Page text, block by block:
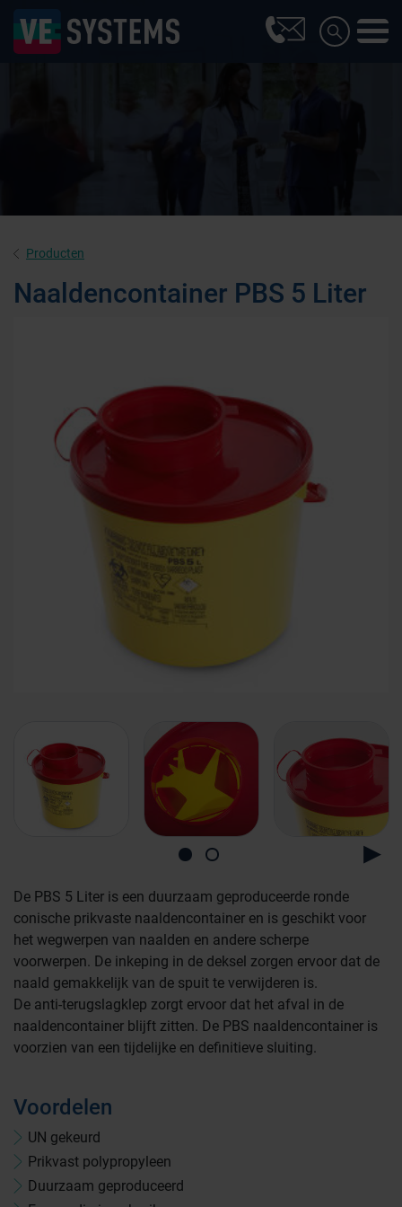
Producten
Naaldencontainer PBS 5 Liter
De PBS 5 Liter is een duurzaam geproduceerde ronde
conische prikvaste naaldencontainer en is geschikt voor
het wegwerpen van naalden en andere scherpe
voorwerpen. De inkeping in de deksel zorgen ervoor dat de
naald gemakkelijk van de spuit te verwijderen is.
De anti-terugslagklep zorgt ervoor dat het afval in de
naaldencontainer blijft zitten. De PBS naaldencontainer is
voorzien van een tijdelijke en definitieve sluiting.
Voordelen
UN gekeurd
Prikvast polypropyleen
Duurzaam geproduceerd
Farmaceutische industrie